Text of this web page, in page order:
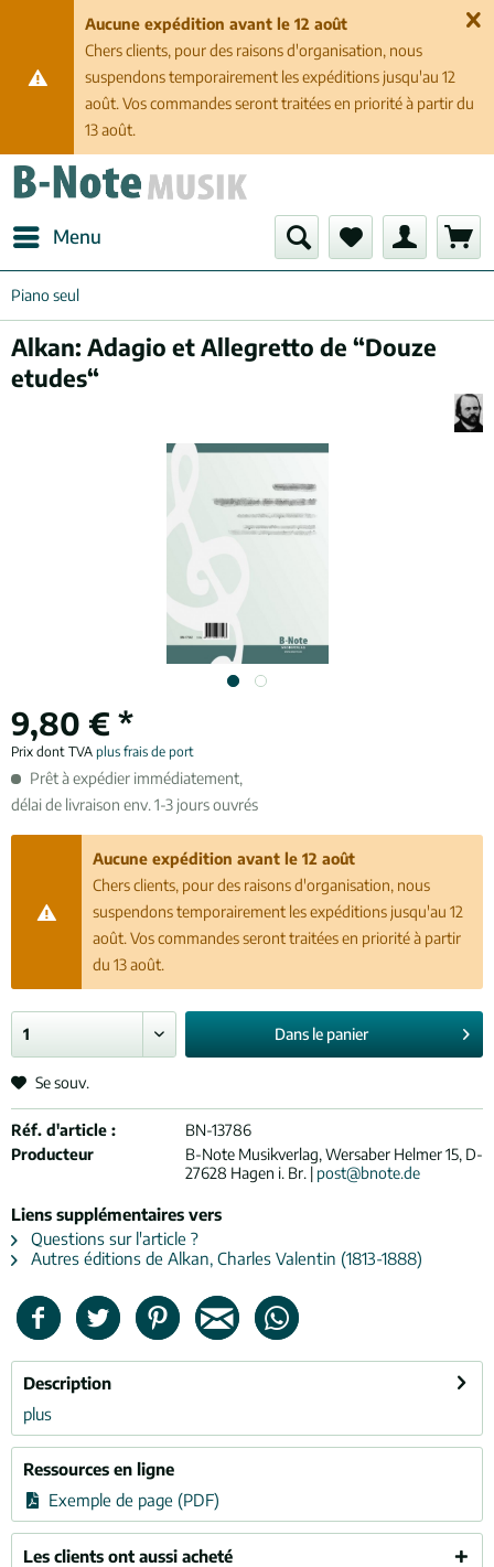
Aucune expédition avant le 12 août
Chers clients, pour des raisons d'organisation, nous
suspendons temporairement les expéditions jusqu'au 12
août. Vos commandes seront traitées en priorité à partir du
13 août.
Menu
Piano seul
Alkan: Adagio et Allegretto de “Douze
etudes“
9,80 € *
Prix dont TVA plus frais de port
Prêt à expédier immédiatement,
délai de livraison env. 1-3 jours ouvrés
Aucune expédition avant le 12 août
Chers clients, pour des raisons d'organisation, nous
suspendons temporairement les expéditions jusqu'au 12
août. Vos commandes seront traitées en priorité à partir
du 13 août.
Dans le panier
Se souv.
Réf. d'article :
BN-13786
Producteur
B-Note Musikverlag, Wersaber Helmer 15, D-
27628 Hagen i. Br. | post@bnote.de
Liens supplémentaires vers
Questions sur l'article ?
Autres éditions de Alkan, Charles Valentin (1813-1888)
Description
plus
Ressources en ligne
Exemple de page (PDF)
Les clients ont aussi acheté